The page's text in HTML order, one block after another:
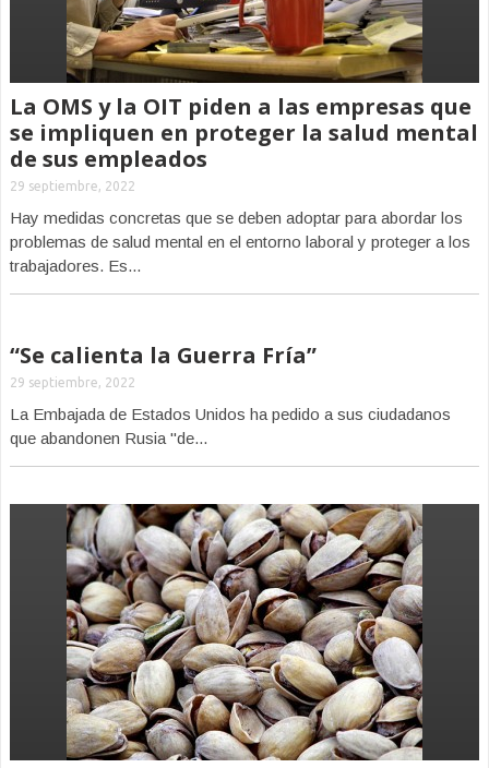
La OMS y la OIT piden a las empresas que
se impliquen en proteger la salud mental
de sus empleados
29 septiembre, 2022
Hay medidas concretas que se deben adoptar para abordar los
problemas de salud mental en el entorno laboral y proteger a los
trabajadores. Es...
“Se calienta la Guerra Fría”
29 septiembre, 2022
La Embajada de Estados Unidos ha pedido a sus ciudadanos
que abandonen Rusia "de...